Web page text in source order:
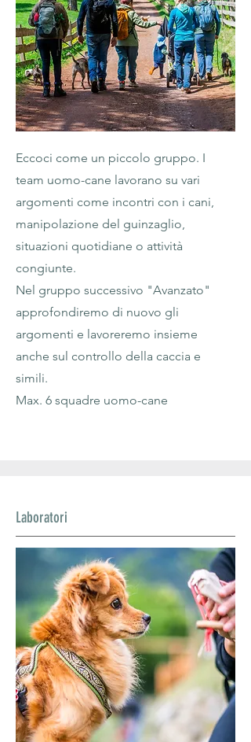
Eccoci come un piccolo gruppo. I
team uomo-cane lavorano su vari
argomenti come incontri con i cani,
manipolazione del guinzaglio,
situazioni quotidiane o attività
congiunte.
Nel gruppo successivo "Avanzato"
approfondiremo di nuovo gli
argomenti e lavoreremo insieme
anche sul controllo della caccia e
simili.
Max. 6 squadre uomo-cane
Laboratori